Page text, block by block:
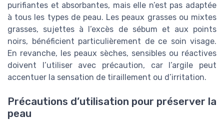
purifiantes et absorbantes, mais elle n’est pas adaptée
à tous les types de peau. Les peaux grasses ou mixtes
grasses, sujettes à l’excès de sébum et aux points
noirs, bénéficient particulièrement de ce soin visage.
En revanche, les peaux sèches, sensibles ou réactives
doivent l’utiliser avec précaution, car l’argile peut
accentuer la sensation de tiraillement ou d’irritation.
Précautions d’utilisation pour préserver la
peau